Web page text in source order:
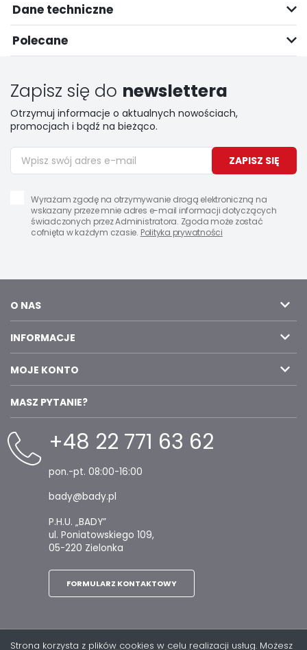
Dane techniczne
Polecane
Zapisz się do newslettera
Otrzymuj informacje o aktualnych nowościach,
promocjach i bądź na bieżąco.
ZAPISZ SIĘ
Wyrażam zgodę na otrzymywanie drogą elektroniczną na
wskazany przeze mnie adres e-mail informacji dotyczących
świadczonych przez Administratora. Zgoda może zostać
cofnięta w każdym czasie. Polityka prywatności
O NAS
INFORMACJE
MOJE KONTO
MASZ PYTANIE?
+48 22 771 63 62
pon.-pt. 08:00-16:00
bady@bady.pl
P.H.U. „BADY”
ul. Poniatowskiego 109,
05-220 Zielonka
FORMULARZ KONTAKTOWY
Strona korzysta z plików cookies w celu realizacji usług. Możesz